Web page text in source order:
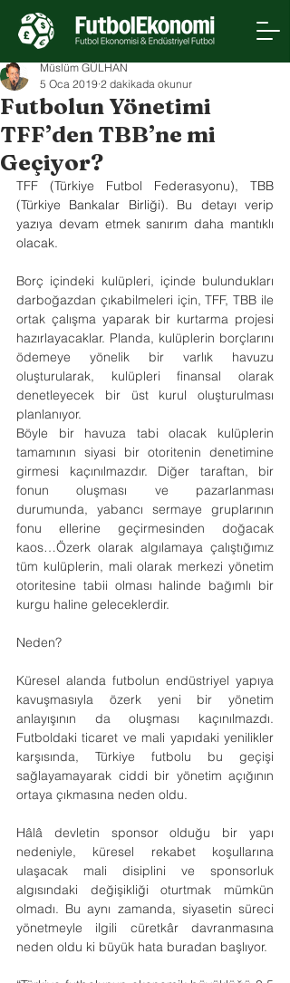
Futbolun Yönetimi
TFF’den TBB’ne mi
Geçiyor?
Müslüm GÜLHAN
5 Oca 2019 2 dakikada okunur
TFF (Türkiye Futbol Federasyonu), TBB
(Türkiye Bankalar Birliği). Bu detayı verip
yazıya devam etmek sanırım daha mantıklı
olacak.
Borç içindeki kulüpleri, içinde bulundukları
darboğazdan çıkabilmeleri için, TFF, TBB ile
ortak çalışma yaparak bir kurtarma projesi
hazırlayacaklar. Planda, kulüplerin borçlarını
ödemeye yönelik bir varlık havuzu
oluşturularak, kulüpleri finansal olarak
denetleyecek bir üst kurul oluşturulması
planlanıyor.
Böyle bir havuza tabi olacak kulüplerin
tamamının siyasi bir otoritenin denetimine
girmesi kaçınılmazdır. Diğer taraftan, bir
fonun oluşması ve pazarlanması
durumunda, yabancı sermaye gruplarının
fonu ellerine geçirmesinden doğacak
kaos…Özerk olarak algılamaya çalıştığımız
tüm kulüplerin, mali olarak merkezi yönetim
otoritesine tabii olması halinde bağımlı bir
kurgu haline geleceklerdir.
Neden?
Küresel alanda futbolun endüstriyel yapıya
kavuşmasıyla özerk yeni bir yönetim
anlayışının da oluşması kaçınılmazdı.
Futboldaki ticaret ve mali yapıdaki yenilikler
karşısında, Türkiye futbolu bu geçişi
sağlayamayarak ciddi bir yönetim açığının
ortaya çıkmasına neden oldu.
Hâlâ devletin sponsor olduğu bir yapı
nedeniyle, küresel rekabet koşullarına
ulaşacak mali disiplini ve sponsorluk
algısındaki değişikliği oturtmak mümkün
olmadı. Bu aynı zamanda, siyasetin süreci
yönetmeyle ilgili cüretkâr davranmasına
neden oldu ki büyük hata buradan başlıyor.